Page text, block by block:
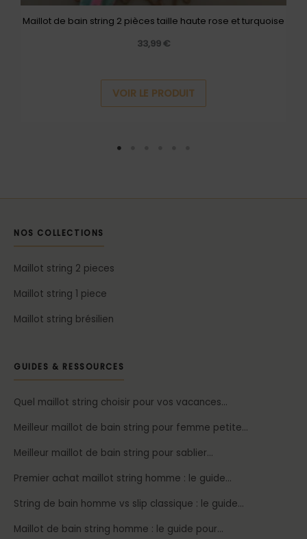
Maillot de bain string 2 pièces taille haute rose et turquoise
33,99€
VOIR LE PRODUIT
produit
NOS COLLECTIONS
Maillot string 2 pieces
Maillot string 1 piece
Maillot string brésilien
GUIDES & RESSOURCES
Quel maillot string choisir pour vos vacances…
Meilleur maillot de bain string pour femme petite…
Meilleur maillot de bain string pour sablier…
Premier achat maillot string homme : le guide…
String de bain homme vs slip classique : le guide…
Maillot de bain string homme : le guide pour…